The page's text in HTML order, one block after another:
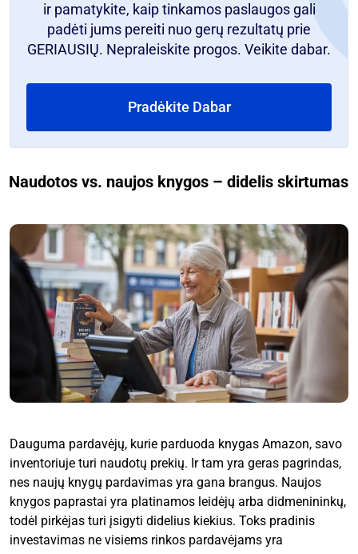
ir pamatykite, kaip tinkamos paslaugos gali
padėti jums pereiti nuo gerų rezultatų prie
GERIAUSIŲ. Nepraleiskite progos. Veikite dabar.
Pradėkite Dabar
Naudotos vs. naujos knygos – didelis skirtumas
Dauguma pardavėjų, kurie parduoda knygas Amazon, savo
inventoriuje turi naudotų prekių. Ir tam yra geras pagrindas,
nes naujų knygų pardavimas yra gana brangus. Naujos
knygos paprastai yra platinamos leidėjų arba didmenininkų,
todėl pirkėjas turi įsigyti didelius kiekius. Toks pradinis
investavimas ne visiems rinkos pardavėjams yra